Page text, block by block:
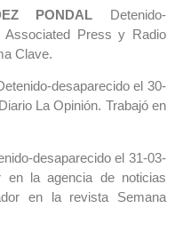
PONDAL Detenido-
Associated Press y Radio
Clave.
desaparecido el 30-
La Opinión. Trabajó en
desaparecido el 31-03-
en la agencia de noticias
en la revista Semana